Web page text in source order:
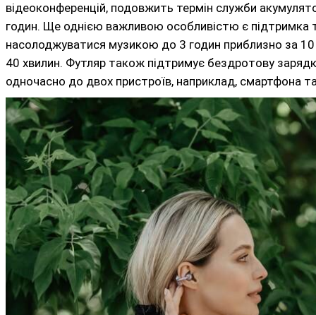
відеоконференцій, подовжить термін служби
годин. Ще однією важливою особливістю є підтримка
насолоджуватися музикою до 3 годин приблизно за
40 хвилин. Футляр також підтримує бездротову
одночасно до двох пристроїв, наприклад, смартфона